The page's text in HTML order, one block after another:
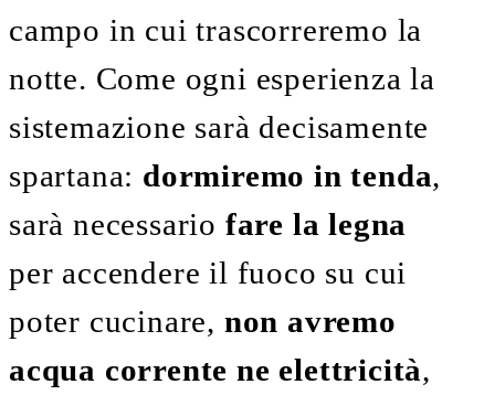
campo in cui trascorreremo la
notte. Come ogni esperienza la
sistemazione sarà decisamente
spartana: dormiremo in tenda,
sarà necessario fare la legna
per accendere il fuoco su cui
poter cucinare, non avremo
acqua corrente ne elettricità,